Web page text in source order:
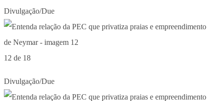
Divulgação/Due
12 de 18
Divulgação/Due